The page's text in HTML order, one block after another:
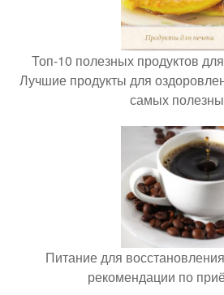
Топ-10 полезных продуктов
Лучшие продукты для
самых
Питание для
рекомендации по